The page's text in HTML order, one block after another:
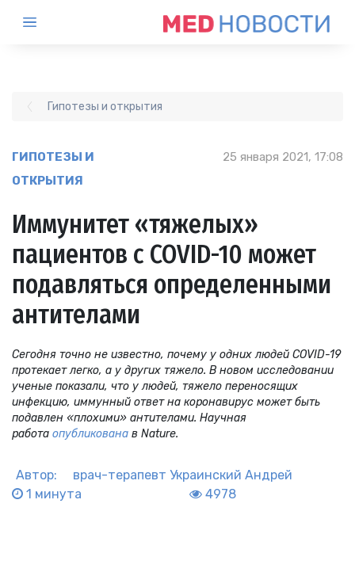
Гипотезы и открытия
ГИПОТЕЗЫ И
ОТКРЫТИЯ
25 января 2021, 17:08
Иммунитет «тяжелых»
пациентов с COVID-10 может
подавляться определенными
антителами
Сегодня точно не известно, почему у одних людей COVID-19
протекает легко, а у других тяжело. В новом исследовании
ученые показали, что у людей, тяжело переносящих
инфекцию, иммунный ответ на коронавирус может быть
подавлен «плохими» антителами. Научная
работа опубликована в Nature.
Автор: врач-терапевт Украинский Андрей
1 минута
4978